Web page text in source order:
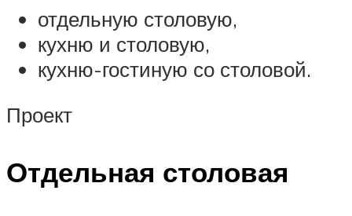
отдельную столовую,
кухню и столовую,
кухню-гостиную со столовой.
Проект
Отдельная столовая